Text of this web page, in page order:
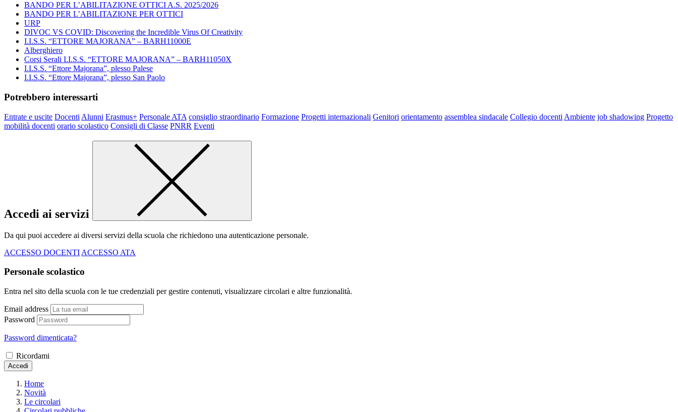
BANDO PER L’ABILITAZIONE OTTICI A.S. 2025/2026
BANDO PER L’ABILITAZIONE PER OTTICI
URP
DIVOC VS COVID: Discovering the Incredible Virus Of Creativity
I.I.S.S. “ETTORE MAJORANA” – BARH11000E
Alberghiero
Corsi Serali I.I.S.S. “ETTORE MAJORANA” – BARH11050X
I.I.S.S. “Ettore Majorana”, plesso Palese
I.I.S.S. “Ettore Majorana”, plesso San Paolo
Potrebbero interessarti
Entrate e uscite Docenti Alunni Erasmus+ Personale ATA consiglio straordinario Formazione Progetti internazionali Genitori orientamento assemblea sindacale Collegio docenti Ambiente job shadowing Progetto
mobilità docenti orario scolastico Consigli di Classe PNRR Eventi
Accedi ai servizi
Da qui puoi accedere ai diversi servizi della scuola che richiedono una autenticazione personale.
ACCESSO DOCENTI ACCESSO ATA
Personale scolastico
Entra nel sito della scuola con le tue credenziali per gestire contenuti, visualizzare circolari e altre funzionalità.
Email address
Password
Password dimenticata?
Ricordami
Accedi
Home
Novità
Le circolari